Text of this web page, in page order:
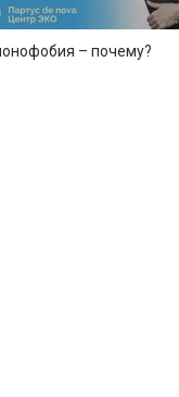
– почему?